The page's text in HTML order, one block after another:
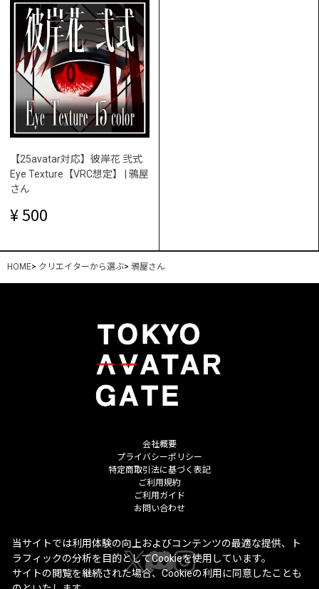
【25avatar対応】彼岸花 弐式
Eye Texture【VRC想定】 | 鴉屋
さん
500
HOME> クリエイターから選ぶ> 鴉屋さん
会社概要
プライバシーポリシー
特定商取引法に基づく表記
ご利用規約
ご利用ガイド
お問い合わせ
当サイトでは利用体験の向上およびコンテンツの最適な提供、ト
ラフィックの分析を目的としてCookieを使用しています。
サイトの閲覧を継続された場合、Cookieの利用に同意したことも